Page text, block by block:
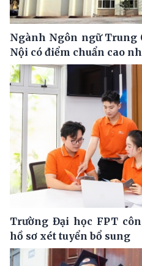
Ngành Ngôn ngữ Trung
Nội có điểm chuẩn cao
Trường Đại học FPT
hồ sơ xét tuyển bổ sung